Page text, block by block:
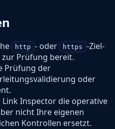
http - oder https -Ziel-
zur Prüfung bereit.
Prüfung der
oder
Link Inspector die operative
nicht Ihre eigenen
Kontrollen ersetzt.